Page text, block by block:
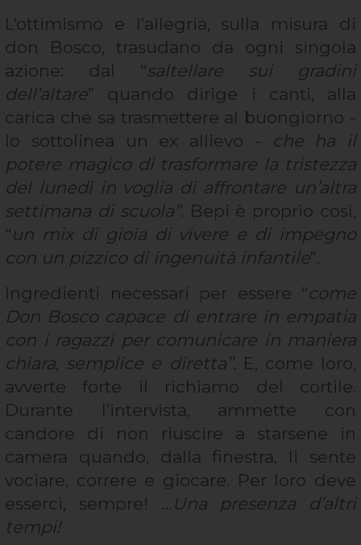
L’ottimismo e l’allegria, sulla misura di
don Bosco, trasudano da ogni singola
azione: dal “saltellare sui gradini
dell’altare” quando dirige i canti, alla
carica che sa trasmettere al buongiorno -
lo sottolinea un ex allievo - che ha il
potere magico di trasformare la tristezza
del lunedì in voglia di affrontare un’altra
settimana di scuola”. Bepi è proprio così,
“un mix di gioia di vivere e di impegno
con un pizzico di ingenuità infantile”.
Ingredienti necessari per essere “come
Don Bosco capace di entrare in empatia
con i ragazzi per comunicare in maniera
chiara, semplice e diretta”. E, come loro,
avverte forte il richiamo del cortile.
Durante l’intervista, ammette con
candore di non riuscire a starsene in
camera quando, dalla finestra, li sente
vociare, correre e giocare. Per loro deve
esserci, sempre! … Una presenza d’altri
tempi!